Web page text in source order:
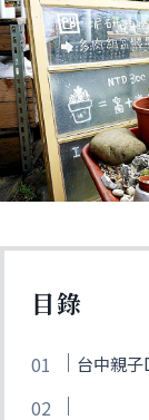
目錄
台中親子